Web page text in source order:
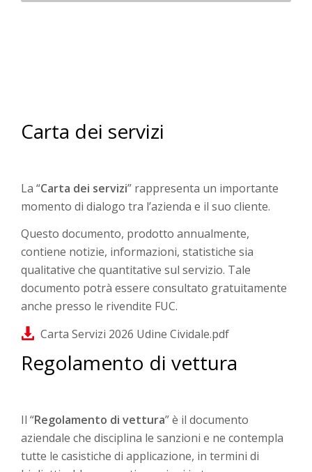
Carta dei servizi
La “Carta dei servizi” rappresenta un importante
momento di dialogo tra l’azienda e il suo cliente.
Questo documento, prodotto annualmente,
contiene notizie, informazioni, statistiche sia
qualitative che quantitative sul servizio. Tale
documento potrà essere consultato gratuitamente
anche presso le rivendite FUC.
Carta Servizi 2026 Udine Cividale.pdf
Regolamento di vettura
Il “Regolamento di vettura” è il documento
aziendale che disciplina le sanzioni e ne contempla
tutte le casistiche di applicazione, in termini di